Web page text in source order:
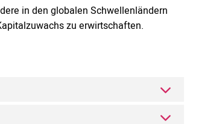
in den globalen Schwellenländern
zu erwirtschaften.